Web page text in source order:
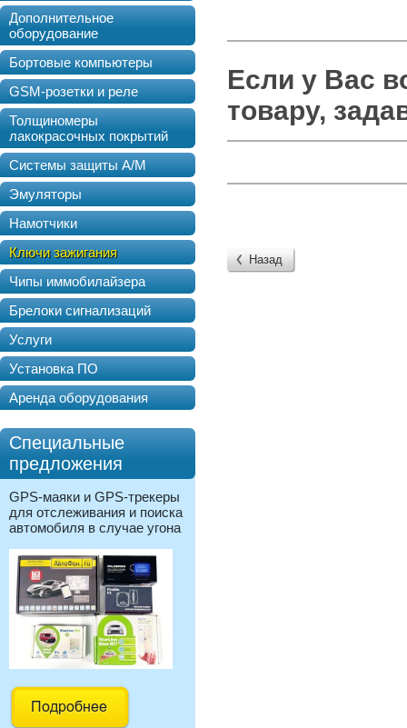
Дополнительное
оборудование
Бортовые компьютеры
GSM-розетки и реле
Толщиномеры
лакокрасочных покрытий
Системы защиты А/М
Эмуляторы
Намотчики
Ключи зажигания
Чипы иммобилайзера
Брелоки сигнализаций
Услуги
Установка ПО
Аренда оборудования
Специальные
предложения
GPS-маяки и GPS-трекеры
для отслеживания и поиска
автомобиля в случае угона
Если у Вас
товару,
Назад